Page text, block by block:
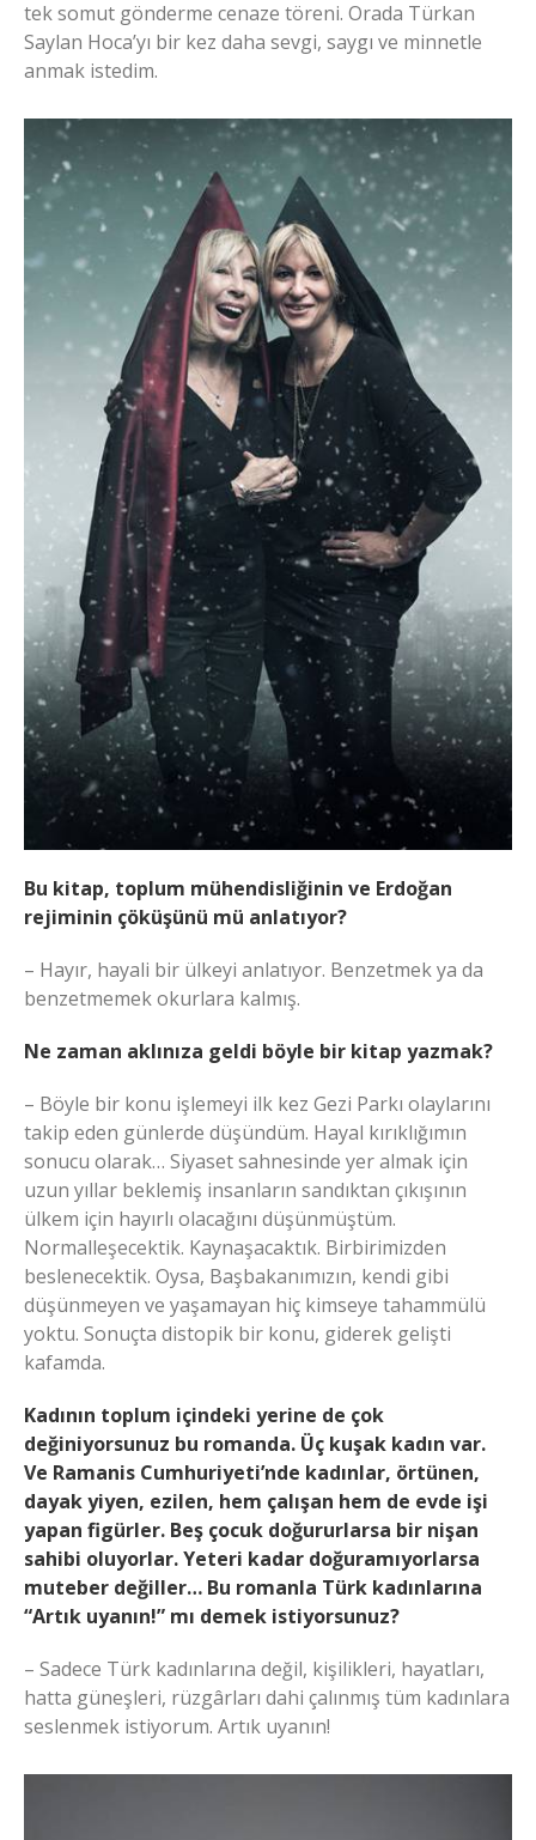
tek somut gönderme cenaze töreni. Orada Türkan
Saylan Hoca’yı bir kez daha sevgi, saygı ve minnetle
anmak istedim.
Bu kitap, toplum mühendisliğinin ve Erdoğan
rejiminin çöküşünü mü anlatıyor?
– Hayır, hayali bir ülkeyi anlatıyor. Benzetmek ya da
benzetmemek okurlara kalmış.
Ne zaman aklınıza geldi böyle bir kitap yazmak?
– Böyle bir konu işlemeyi ilk kez Gezi Parkı olaylarını
takip eden günlerde düşündüm. Hayal kırıklığımın
sonucu olarak… Siyaset sahnesinde yer almak için
uzun yıllar beklemiş insanların sandıktan çıkışının
ülkem için hayırlı olacağını düşünmüştüm.
Normalleşecektik. Kaynaşacaktık. Birbirimizden
beslenecektik. Oysa, Başbakanımızın, kendi gibi
düşünmeyen ve yaşamayan hiç kimseye tahammülü
yoktu. Sonuçta distopik bir konu, giderek gelişti
kafamda.
Kadının toplum içindeki yerine de çok
değiniyorsunuz bu romanda. Üç kuşak kadın var.
Ve Ramanis Cumhuriyeti’nde kadınlar, örtünen,
dayak yiyen, ezilen, hem çalışan hem de evde işi
yapan figürler. Beş çocuk doğururlarsa bir nişan
sahibi oluyorlar. Yeteri kadar doğuramıyorlarsa
muteber değiller… Bu romanla Türk kadınlarına
“Artık uyanın!” mı demek istiyorsunuz?
– Sadece Türk kadınlarına değil, kişilikleri, hayatları,
hatta güneşleri, rüzgârları dahi çalınmış tüm kadınlara
seslenmek istiyorum. Artık uyanın!